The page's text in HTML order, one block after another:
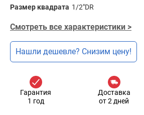
Размер квадрата 1/2"DR
Смотреть все характеристики >
Нашли дешевле? Снизим цену!
Гарантия
1 год
Доставка
от 2 дней